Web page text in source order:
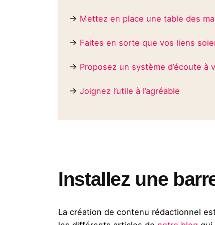
→ Mettez en place une table des
→ Faites en sorte que vos liens
→ Proposez un système d’écoute à
→Joignez l’utile à l’agréable
Installez une
La création de contenu rédactionnel